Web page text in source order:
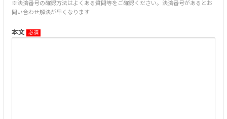
※決済番号の確認方法はよくある質問等をご確認ください。決済番号があるとお
問い合わせ解決が早くなります
本文